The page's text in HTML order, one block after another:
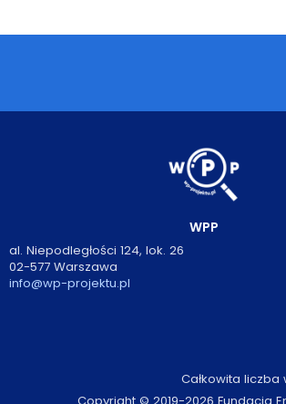
Podcasty
O książkach
FAQ
Kontakt
WPP
al. Niepodległości 124, lok. 26
02-577 Warszawa
info@wp-projektu.pl
Całkowita liczba